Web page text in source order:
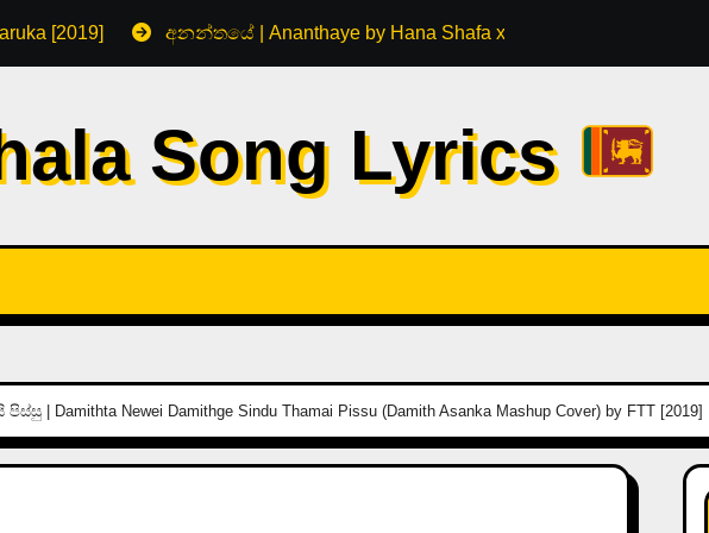
[2019] අනන්තයේ | Ananthaye by Hana Shafa x Ramesses Reezy [2026]
Song Lyrics
| Damithta Newei Damithge Sindu Thamai Pissu (Damith Asanka Mashup Cover) by FTT [2019]